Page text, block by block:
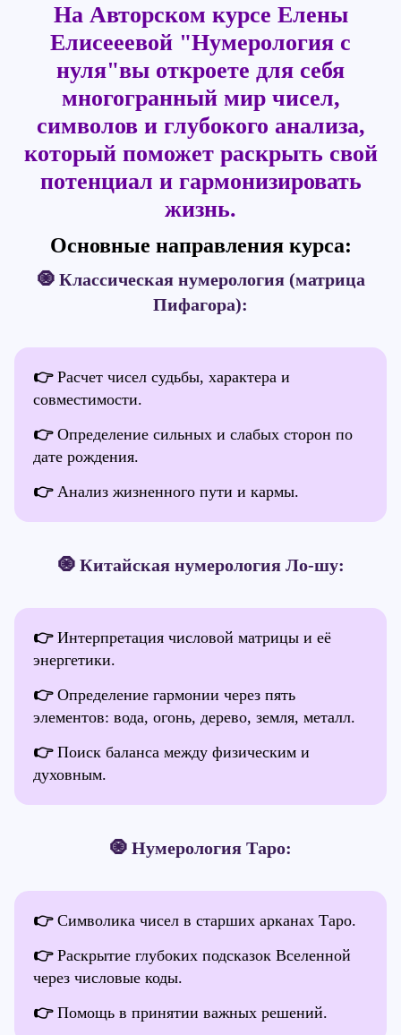
На Авторском курсе Елены
Елисееевой "Нумерология с
нуля"вы откроете для себя
многогранный мир чисел,
символов и глубокого анализа,
который поможет раскрыть свой
потенциал и гармонизировать
жизнь.
Основные направления курса:
🧿 Классическая нумерология (матрица
Пифагора):
👉 Расчет чисел судьбы, характера и
совместимости.
👉 Определение сильных и слабых сторон по
дате рождения.
👉 Анализ жизненного пути и кармы.
🧿 Китайская нумерология Ло-шу:
👉 Интерпретация числовой матрицы и её
энергетики.
👉 Определение гармонии через пять
элементов: вода, огонь, дерево, земля, металл.
👉 Поиск баланса между физическим и
духовным.
🧿 Нумерология Таро:
👉 Символика чисел в старших арканах Таро.
👉 Раскрытие глубоких подсказок Вселенной
через числовые коды.
👉 Помощь в принятии важных решений.